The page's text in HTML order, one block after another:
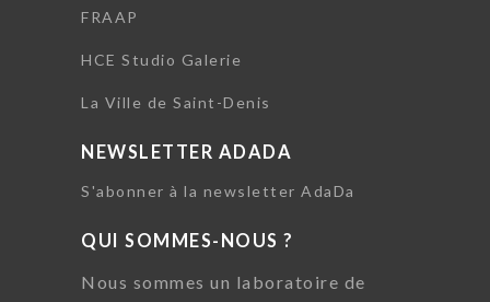
FRAAP
HCE Studio Galerie
La Ville de Saint-Denis
NEWSLETTER ADADA
S'abonner à la newsletter AdaDa
QUI SOMMES-NOUS ?
Nous sommes un laboratoire de